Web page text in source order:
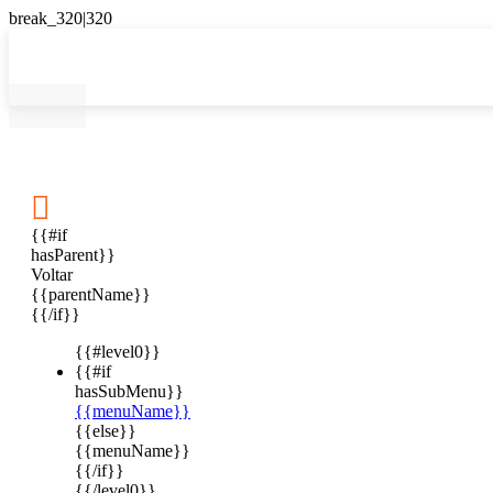

{{#if
hasParent}}
Voltar
{{parentName}}
{{/if}}
{{#level0}}
{{#if
hasSubMenu}}
{{menuName}}
{{else}}
{{menuName}}
{{/if}}